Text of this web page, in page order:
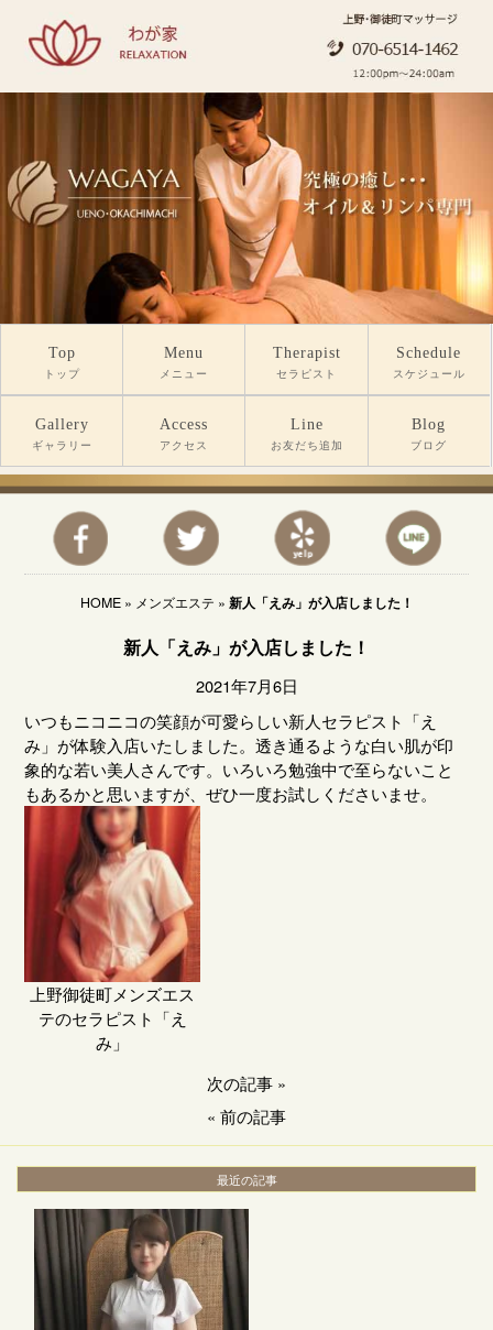
Top
トップ
Menu
メニュー
Therapist
セラピスト
Schedule
スケジュール
Gallery
ギャラリー
Access
アクセス
Line
お友だち追加
Blog
ブログ
HOME» メンズエステ » 新人「えみ」が入店しました！
新人「えみ」が入店しました！
2021年7月6日
いつもニコニコの笑顔が可愛らしい新人セラピスト「え
み」が体験入店いたしました。透き通るような白い肌が印
象的な若い美人さんです。いろいろ勉強中で至らないこと
もあるかと思いますが、ぜひ一度お試しくださいませ。
上野御徒町メンズエス
テのセラピスト「え
み」
次の記事 »
« 前の記事
最近の記事